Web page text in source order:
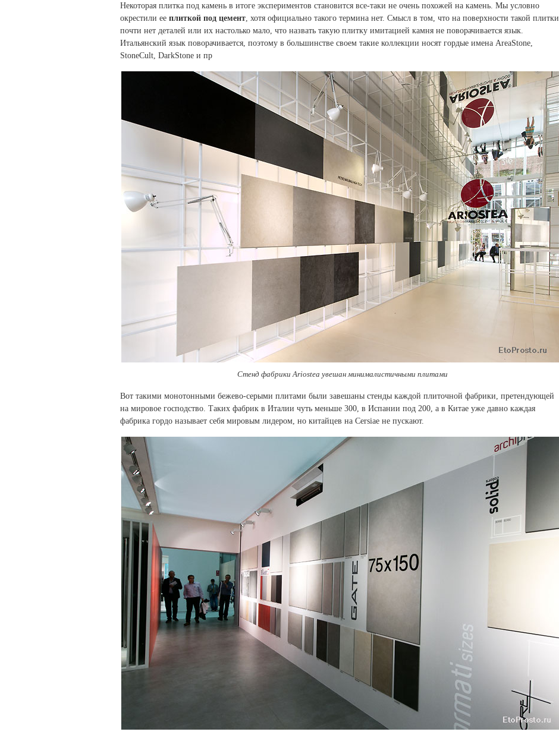
Некоторая плитка под камень в итоге экспериментов становится все-таки не очень похожей на камень. Мы условно
окрестили ее плиткой под цемент , хотя официально такого термина нет. Смысл в том, что на поверхности такой плитки
почти нет деталей или их настолько мало, что назвать такую плитку имитацией камня не поворачивается язык.
Итальянский язык поворачивается, поэтому в большинстве своем такие коллекции носят гордые имена AreaStone,
StoneCult, DarkStone и пр
Стенд фабрики Ariostea увешан минималистичными плитами
Вот такими монотонными бежево-серыми плитами были завешаны стенды каждой плиточной фабрики, претендующей
на мировое господство. Таких фабрик в Италии чуть меньше 300, в Испании под 200, а в Китае уже давно каждая
фабрика гордо называет себя мировым лидером, но китайцев на Cersiae не пускают.